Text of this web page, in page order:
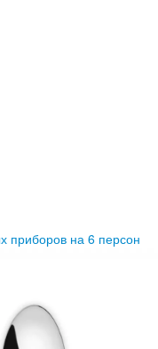
приборов на 6 персон